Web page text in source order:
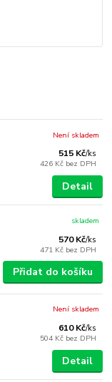
515 Kč/ks
426 Kč bez DPH
Není skladem
Detail
570 Kč/ks
471 Kč bez DPH
skladem
Přidat do košíku
610 Kč/ks
504 Kč bez DPH
Není skladem
Detail